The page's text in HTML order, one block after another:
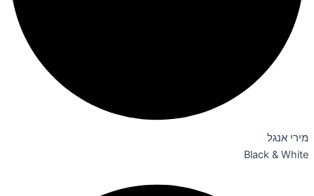
מירי אנגל
Black & White